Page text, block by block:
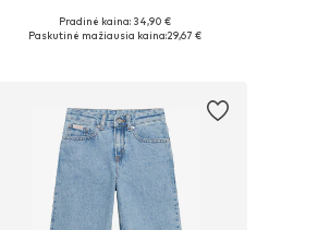
Yra daugybė dydžių
Pradinė kaina: 34,90 €
Paskutinė mažiausia kaina:29,67 €